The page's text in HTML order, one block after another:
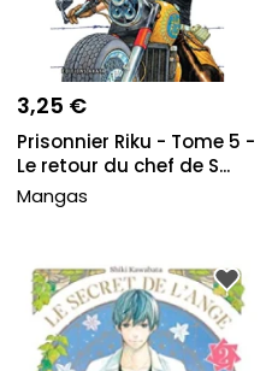
3,25 €
Prisonnier Riku - Tome 5 -
Le retour du chef de S...
Mangas